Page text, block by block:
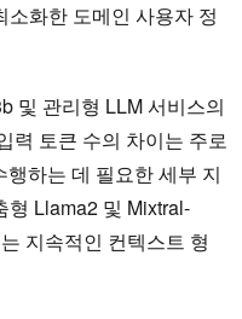
화한 도메인 사용자 정
및 관리형 LLM 서비스의
력 토큰 수의 차이는 주로
하는 데 필요한 세부 지
형 Llama2 및 Mixtral-
지속적인 컨텍스트 형